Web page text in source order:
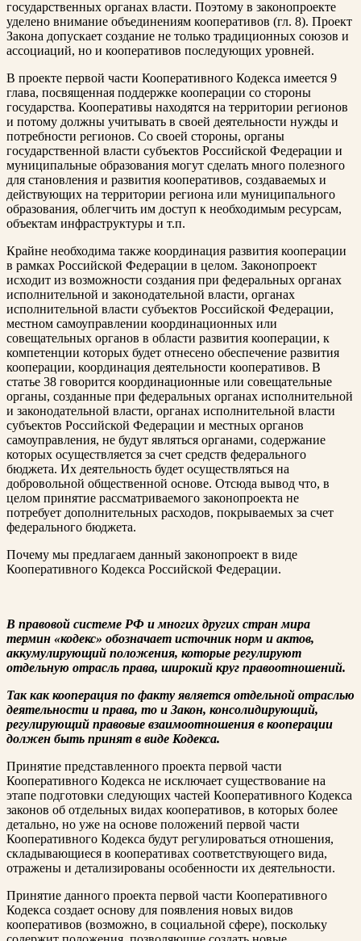
государственных органах власти. Поэтому в законопроекте
уделено внимание объединениям кооперативов (гл. 8). Проект
Закона допускает создание не только традиционных союзов и
ассоциаций, но и кооперативов последующих уровней.
В проекте первой части Кооперативного Кодекса имеется 9
глава, посвященная поддержке кооперации со стороны
государства. Кооперативы находятся на территории регионов
и потому должны учитывать в своей деятельности нужды и
потребности регионов. Со своей стороны, органы
государственной власти субъектов Российской Федерации и
муниципальные образования могут сделать много полезного
для становления и развития кооперативов, создаваемых и
действующих на территории региона или муниципального
образования, облегчить им доступ к необходимым ресурсам,
объектам инфраструктуры и т.п.
Крайне необходима также координация развития кооперации
в рамках Российской Федерации в целом. Законопроект
исходит из возможности создания при федеральных органах
исполнительной и законодательной власти, органах
исполнительной власти субъектов Российской Федерации,
местном самоуправлении координационных или
совещательных органов в области развития кооперации, к
компетенции которых будет отнесено обеспечение развития
кооперации, координация деятельности кооперативов. В
статье 38 говорится координационные или совещательные
органы, созданные при федеральных органах исполнительной
и законодательной власти, органах исполнительной власти
субъектов Российской Федерации и местных органов
самоуправления, не будут являться органами, содержание
которых осуществляется за счет средств федерального
бюджета. Их деятельность будет осуществляться на
добровольной общественной основе. Отсюда вывод что, в
целом принятие рассматриваемого законопроекта не
потребует дополнительных расходов, покрываемых за счет
федерального бюджета.
Почему мы предлагаем данный законопроект в виде
Кооперативного Кодекса Российской Федерации.
В правовой системе РФ и многих других стран мира
термин «кодекс» обозначает источник норм и актов,
аккумулирующий положения, которые регулируют
отдельную отрасль права, широкий круг правоотношений.
Так как кооперация по факту является отдельной отраслью
деятельности и права, то и Закон, консолидирующий,
регулирующий правовые взаимоотношения в кооперации
должен быть принят в виде Кодекса.
Принятие представленного проекта первой части
Кооперативного Кодекса не исключает существование на
этапе подготовки следующих частей Кооперативного Кодекса
законов об отдельных видах кооперативов, в которых более
детально, но уже на основе положений первой части
Кооперативного Кодекса будут регулироваться отношения,
складывающиеся в кооперативах соответствующего вида,
отражены и детализированы особенности их деятельности.
Принятие данного проекта первой части Кооперативного
Кодекса создает основу для появления новых видов
кооперативов (возможно, в социальной сфере), поскольку